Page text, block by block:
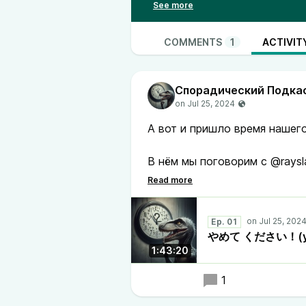
00:00:17 Вступление
00:01:06 Как Слава начал
00:02:25 Как Скобкин изучал
00:04:19 Как Скобкин пытался
00:08:24 Прикол про “вайфу”
00:09:05 Как Попугай пытался
00:15:08 Как Скобкину стало
00:16:48 Как мы чуть не сошли
00:18:00 Пощады не будет!
00:18:20 Приколы с японскими
00:20:00 Учим хирагану за ночь
00:22:22 Что такое хирагана и
00:23:06 Почему учебники
00:24:50 Как появились
COMMENTS 1
Спорадический
А вот и пришло время
В нём мы поговорим с
изучение японского (и не
так получилось, что мы
Местами так же расскажем
английского и русского
Надеюсь, вам понравится.
1:43:20
Ep. 01
やめて ください
1